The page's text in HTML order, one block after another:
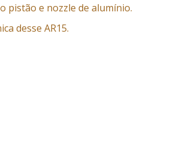
pistão e nozzle de alumínio.
desse AR15.